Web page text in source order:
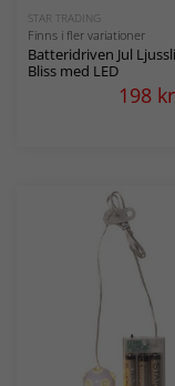
STAR TRADING
Finns i fler variationer
Batteridriven Jul
Bliss med LED
198 kr